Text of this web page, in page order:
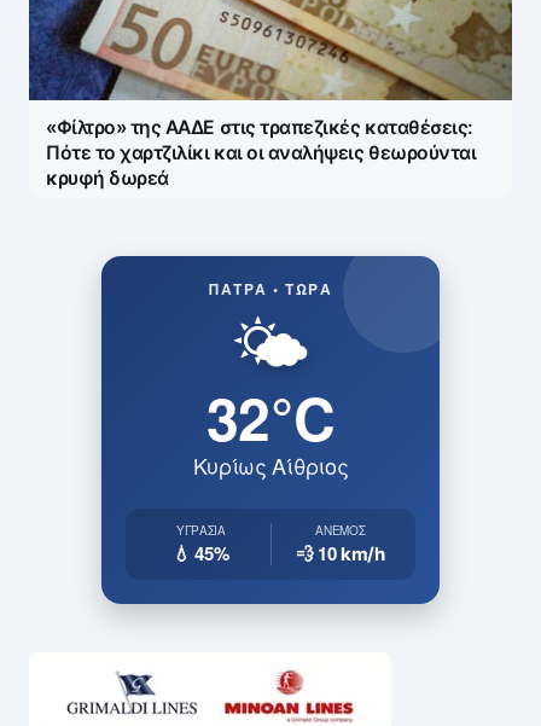
«Φίλτρο» της ΑΑΔΕ στις τραπεζικές καταθέσεις:
Πότε το χαρτζιλίκι και οι αναλήψεις θεωρούνται
κρυφή δωρεά
ΠΆΤΡΑ • ΤΏΡΑ
🌤️
32°C
Κυρίως Αίθριος
ΥΓΡΑΣΊΑ
💧 45%
ΆΝΕΜΟΣ
💨 10km/h